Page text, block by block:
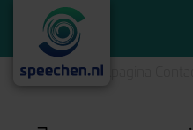
Home/Bedankpagina Contact